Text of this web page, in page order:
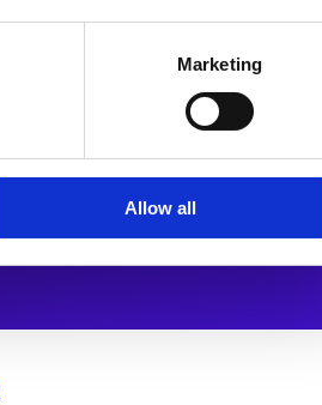
Marketing
Allow all